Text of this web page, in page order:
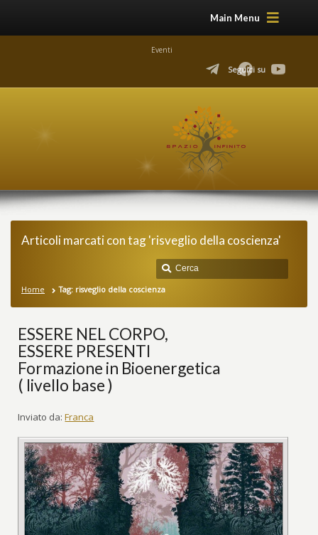
Main Menu
Eventi
Seguici su
Articoli marcati con tag 'risveglio della coscienza'
Home Tag: risveglio della coscienza
ESSERE NEL CORPO,
ESSERE PRESENTI
Formazione in Bioenergetica
( livello base )
Inviato da: Franca